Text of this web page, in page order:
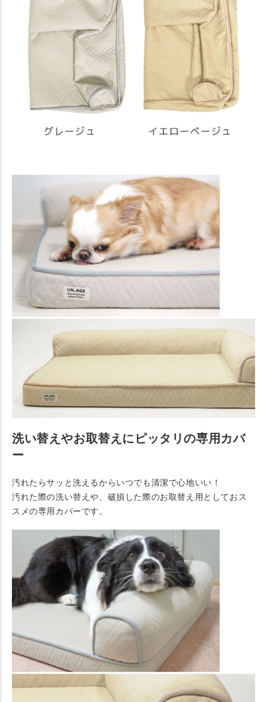
洗い替えやお取替えにピッタリの専用カバ
ー
汚れたらサッと洗えるからいつでも清潔で心地いい！
汚れた際の洗い替えや、破損した際のお取替え用としておス
スメの専用カバーです。